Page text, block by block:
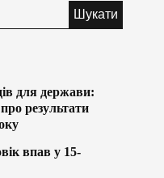
для держави:
результати
впав у 15-